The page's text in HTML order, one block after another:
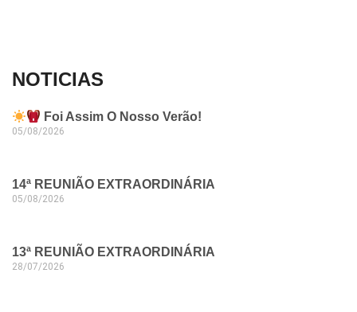
NOTICIAS
Foi Assim O Nosso Verão!
05/08/2026
14ª REUNIÃO EXTRAORDINÁRIA
05/08/2026
13ª REUNIÃO EXTRAORDINÁRIA
28/07/2026